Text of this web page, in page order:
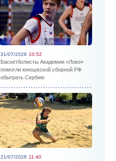
31/07/2026 10:52
Баскетболисты Академии «Локо»
помогли юношеской сборной РФ
обыграть Сербию
21/07/2026 11:40